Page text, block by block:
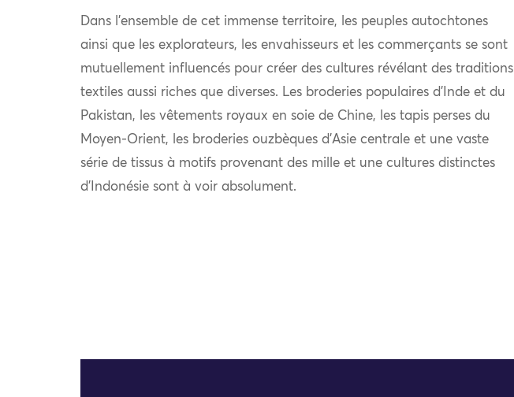
Dans l’ensemble de cet immense territoire, les peuples autochtones
ainsi que les explorateurs, les envahisseurs et les commerçants se sont
mutuellement influencés pour créer des cultures révélant des traditions
textiles aussi riches que diverses. Les broderies populaires d’Inde et du
Pakistan, les vêtements royaux en soie de Chine, les tapis perses du
Moyen-Orient, les broderies ouzbèques d’Asie centrale et une vaste
série de tissus à motifs provenant des mille et une cultures distinctes
d’Indonésie sont à voir absolument.